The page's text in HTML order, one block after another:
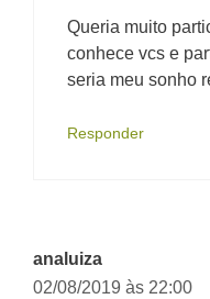
Queria muito
conhece vcs e
seria meu sonho
Responder
analuiza
02/08/2019 às 22:00